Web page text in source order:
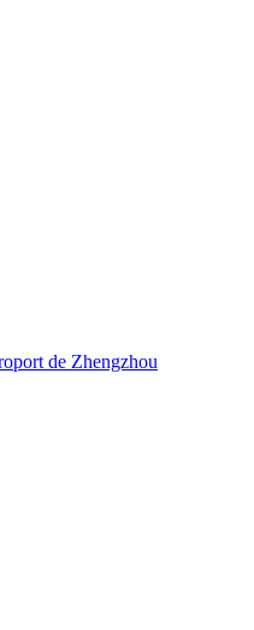
de Zhengzhou